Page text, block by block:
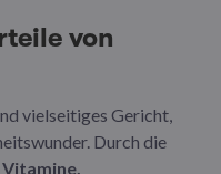
von
vielseitiges Gericht,
Durch die
Vitamine,